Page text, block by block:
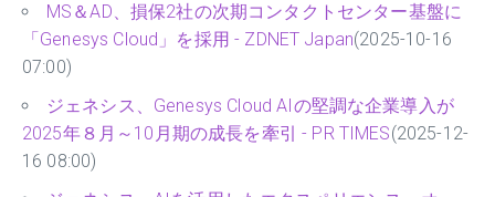
MS＆AD、損保2社の次期コンタクトセンター基盤に
「Genesys Cloud」を採用 - ZDNET Japan(2025-10-16
07:00)
ジェネシス、Genesys Cloud AIの堅調な企業導入が
2025年８月～10月期の成長を牽引 - PR TIMES(2025-12-
16 08:00)